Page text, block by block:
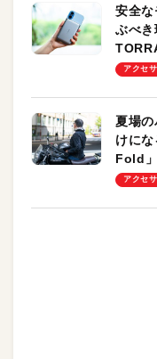
安全
ぶべき
ーも
アクセ
夏場
けに
Fold
却プレ
アクセ